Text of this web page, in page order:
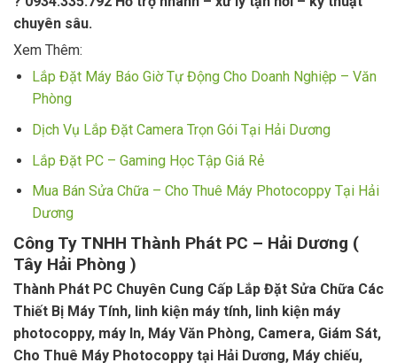
chuyên sâu.
Xem Thêm:
Lắp Đặt Máy Báo Giờ Tự Động Cho Doanh Nghiệp – Văn
Phòng
Dịch Vụ Lắp Đặt Camera Trọn Gói Tại Hải Dương
Lắp Đặt PC – Gaming Học Tập Giá Rẻ
Mua Bán Sửa Chữa – Cho Thuê Máy Photocoppy Tại Hải
Dương
Công Ty TNHH Thành Phát PC – Hải Dương (
Tây Hải Phòng )
Thành Phát PC Chuyên Cung Cấp Lắp Đặt Sửa Chữa Các
Thiết Bị Máy Tính, linh kiện máy tính, linh kiện máy
photocoppy, máy In, Máy Văn Phòng, Camera, Giám Sát,
Cho Thuê Máy Photocoppy tại Hải Dương, Máy chiếu,